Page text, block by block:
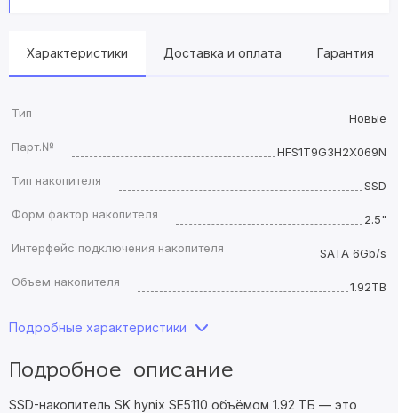
Характеристики Доставка и оплата Гарантия
Тип
Новые
Парт.№
HFS1T9G3H2X069N
Тип накопителя
SSD
Форм фактор накопителя
2.5"
Интерфейс подключения накопителя
SATA 6Gb/s
Объем накопителя
1.92TB
Подробные характеристики
Подробное описание
SSD-накопитель SK hynix SE5110 объёмом 1.92 ТБ — это